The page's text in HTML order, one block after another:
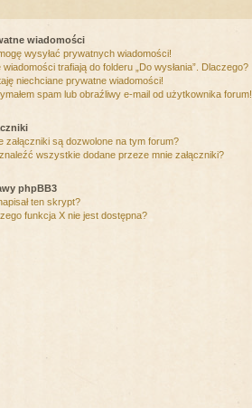
wiadomości
wysyłać prywatnych wiadomości!
wiadomości trafiają do folderu „Do wysłania”. Dlaczego?
niechciane prywatne wiadomości!
spam lub obraźliwy e-mail od użytkownika forum!
załączniki są dozwolone na tym forum?
wszystkie dodane przeze mnie załączniki?
phpBB3
ten skrypt?
funkcja X nie jest dostępna?